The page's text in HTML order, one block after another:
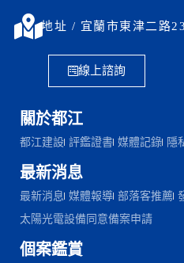
地址 / 宜蘭市東津二路
線上諮詢
關於都江
都江建設 評鑑證書 媒體記錄 隱
最新消息
最新消息 媒體報導 部落客推薦
太陽光電設備同意備案申請
個案鑑賞